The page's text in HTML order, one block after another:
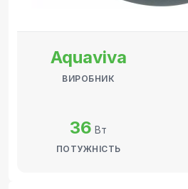
Aquaviva
ВИРОБНИК
36 Вт
ПОТУЖНІСТЬ